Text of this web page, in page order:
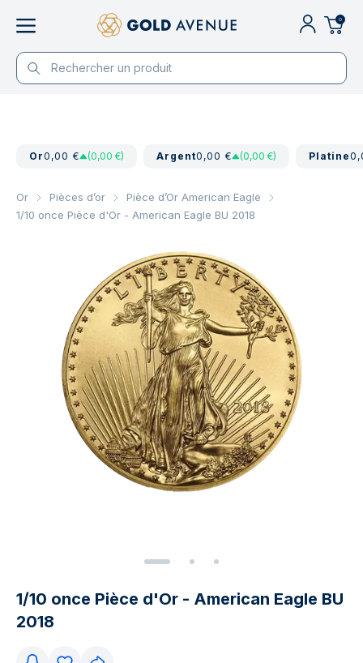
0
Or0,00 € (0,00 €) Argent0,00 € (0,00 €) Platine
Or Pièces d’or
Pièce d’Or American Eagle
1/10 once Pièce d'Or - American Eagle BU 2018
1/10 once Pièce d'Or - American Eagle BU
2018